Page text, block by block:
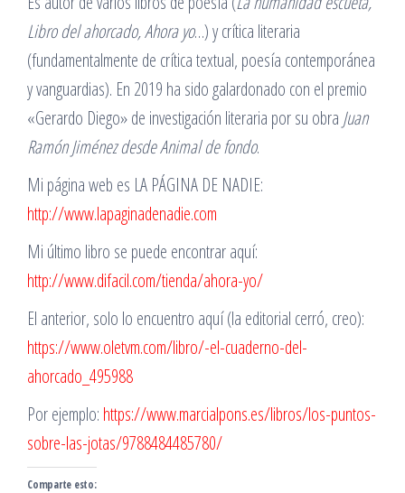
Libro del ahorcado, Ahora yo…) y crítica literaria
(fundamentalmente de crítica textual, poesía contemporánea
y vanguardias). En 2019 ha sido galardonado con el premio
«Gerardo Diego» de investigación literaria por su obra Juan
Ramón Jiménez desde Animal de fondo.
Mi página web es LA PÁGINA DE NADIE:
http://www.lapaginadenadie.com
Mi último libro se puede encontrar aquí:
http://www.difacil.com/tienda/ahora-yo/
El anterior, solo lo encuentro aquí (la editorial cerró, creo):
https://www.oletvm.com/libro/-el-cuaderno-del-
ahorcado_495988
Por ejemplo: https://www.marcialpons.es/libros/los-puntos-
sobre-las-jotas/9788484485780/
Comparte esto: